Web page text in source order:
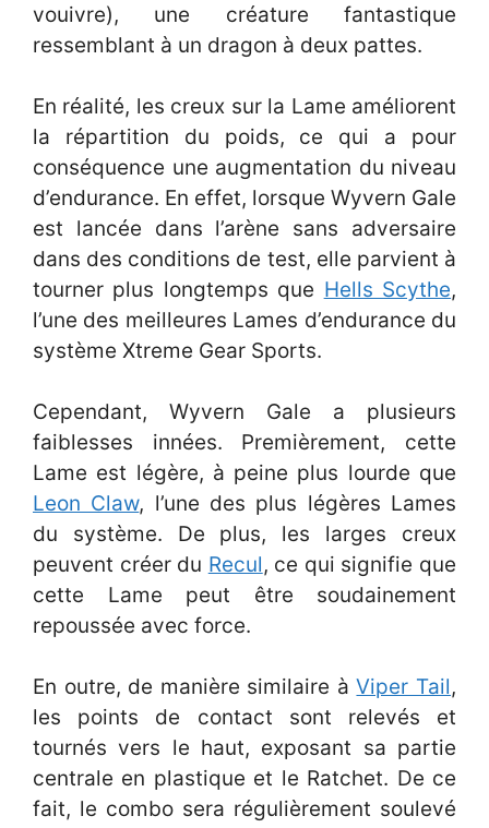
vouivre), une créature fantastique
ressemblant à un dragon à deux pattes.
En réalité, les creux sur la Lame améliorent
la répartition du poids, ce qui a pour
conséquence une augmentation du niveau
d’endurance. En effet, lorsque Wyvern Gale
est lancée dans l’arène sans adversaire
dans des conditions de test, elle parvient à
tourner plus longtemps que Hells Scythe,
l’une des meilleures Lames d’endurance du
système Xtreme Gear Sports.
Cependant, Wyvern Gale a plusieurs
faiblesses innées. Premièrement, cette
Lame est légère, à peine plus lourde que
Leon Claw, l’une des plus légères Lames
du système. De plus, les larges creux
peuvent créer du Recul, ce qui signifie que
cette Lame peut être soudainement
repoussée avec force.
En outre, de manière similaire àViper Tail,
les points de contact sont relevés et
tournés vers le haut, exposant sa partie
centrale en plastique et le Ratchet. De ce
fait, le combo sera régulièrement soulevé